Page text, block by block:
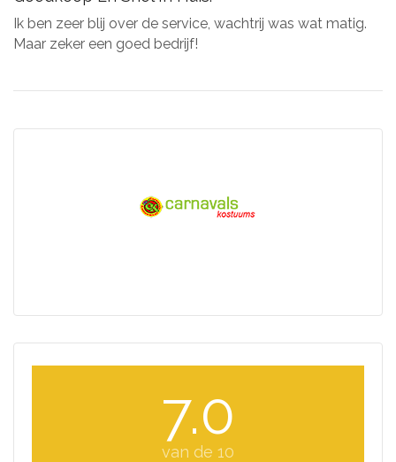
Ik ben zeer blij over de service, wachtrij was wat matig.
Maar zeker een goed bedrijf!
7.0
van de 10